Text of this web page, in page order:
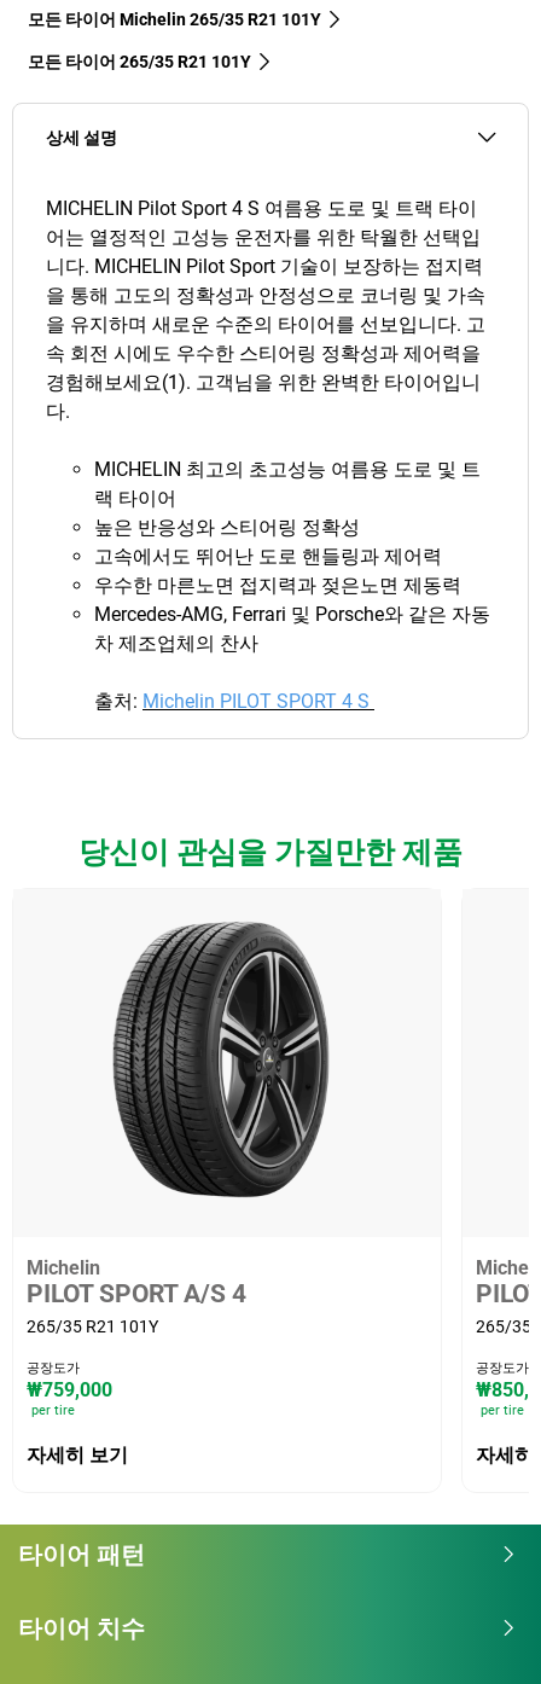
모든 타이어 Michelin 265/35 R21 101Y
모든 타이어‎ 265/35 R21 101Y
상세 설명
MICHELIN Pilot Sport 4 S 여름용 도로 및 트랙 타이
어는 열정적인 고성능 운전자를 위한 탁월한 선택입
니다. MICHELIN Pilot Sport 기술이 보장하는 접지력
을 통해 고도의 정확성과 안정성으로 코너링 및 가속
을 유지하며 새로운 수준의 타이어를 선보입니다. 고
속 회전 시에도 우수한 스티어링 정확성과 제어력을
경험해보세요(1). 고객님을 위한 완벽한 타이어입니
다.
MICHELIN 최고의 초고성능 여름용 도로 및 트
랙 타이어
높은 반응성와 스티어링 정확성
고속에서도 뛰어난 도로 핸들링과 제어력
우수한 마른노면 접지력과 젖은노면 제동력
Mercedes-AMG, Ferrari 및 Porsche와 같은 자동
차 제조업체의 찬사
출처: Michelin PILOT SPORT 4 S
당신이 관심을 가질만한 제품
Michelin
PILOT SPORT A/S 4
265/35 R21 101Y
공장도가
₩759,000
per tire
자세히 보기
265/35
공장도가
per tire
자세히
타이어 패턴
타이어 치수